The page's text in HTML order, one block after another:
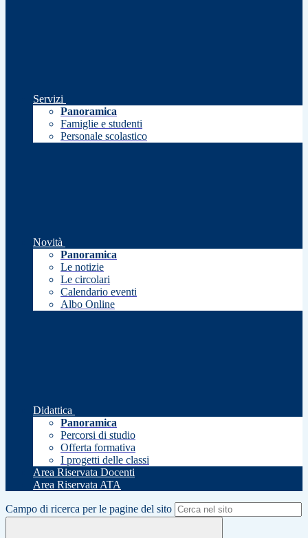
Servizi
Panoramica
Famiglie e studenti
Personale scolastico
Novità
Panoramica
Le notizie
Le circolari
Calendario eventi
Albo Online
Didattica
Panoramica
Percorsi di studio
Offerta formativa
I progetti delle classi
Area Riservata Docenti
Area Riservata ATA
Campo di ricerca per le pagine del sito